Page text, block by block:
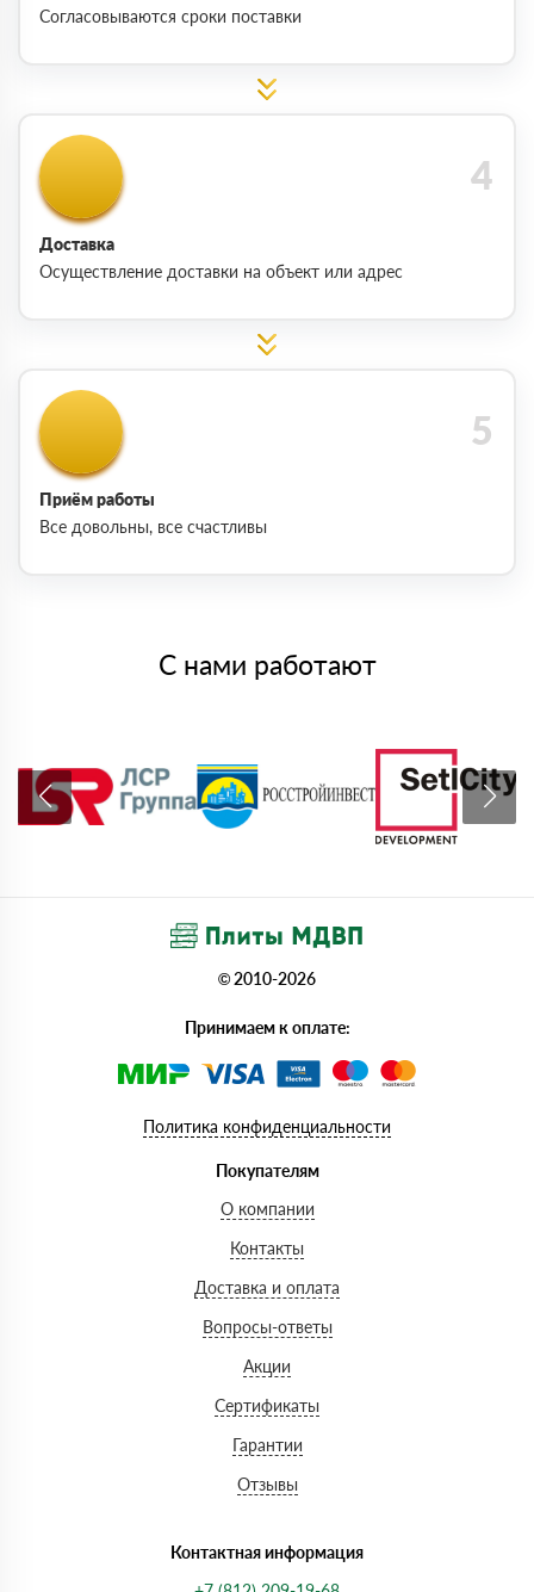
Согласовываются сроки поставки
Доставка
Осуществление доставки на объект или адрес
Приём работы
Все довольны, все счастливы
С нами работают
© 2010-2026
Принимаем к оплате:
Политика конфиденциальности
Покупателям
О компании
Контакты
Доставка и оплата
Вопросы-ответы
Акции
Сертификаты
Гарантии
Отзывы
Контактная информация